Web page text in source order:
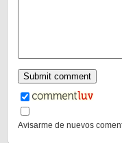
Avisarme de nuevos